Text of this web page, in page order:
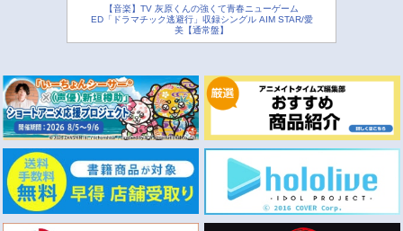
【音楽】TV 灰原くんの強くて青春ニューゲーム
ED「ドラマチック逃避行」収録シングル AIM STAR/愛
美【通常盤】